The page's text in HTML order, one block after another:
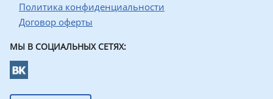
Политика конфиденциальности
Договор оферты
МЫ В СОЦИАЛЬНЫХ СЕТЯХ: